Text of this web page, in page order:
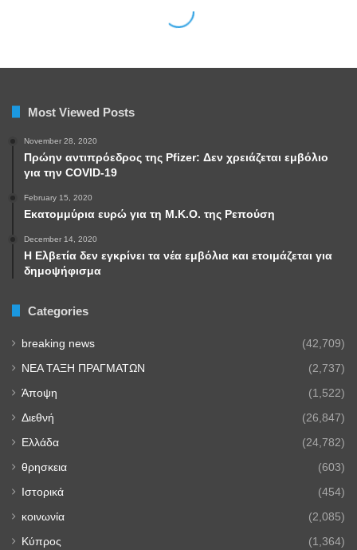
Most Viewed Posts
November 28, 2020
Πρώην αντιπρόεδρος της Pfizer: Δεν χρειάζεται εμβόλιο
για την COVID-19
February 15, 2020
Εκατομμύρια ευρώ για τη Μ.Κ.Ο. της Ρεπούση
December 14, 2020
Η Ελβετία δεν εγκρίνει τα νέα εμβόλια και ετοιμάζεται για
δημοψήφισμα
Categories
breaking news (42,709)
NEA TAΞΗ ΠΡΑΓΜΑΤΩΝ (2,737)
Άποψη (1,522)
Διεθνή (26,847)
Ελλάδα (24,782)
θρησκεια (603)
Ιστορικά (454)
κοινωνία (2,085)
Κύπρος (1,364)